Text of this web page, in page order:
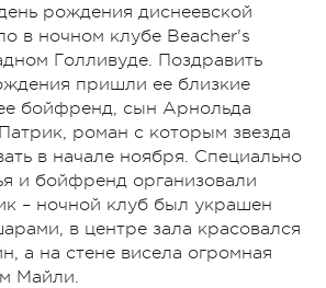
рождения диснеевской
в ночном клубе Beacher's
Голливуде. Поздравить
пришли ее близкие
бойфренд, сын Арнольда
роман с которым звезда
в начале ноября. Специально
и бойфренд организовали
– ночной клуб был украшен
в центре зала красовался
а на стене висела огромная
Майли.